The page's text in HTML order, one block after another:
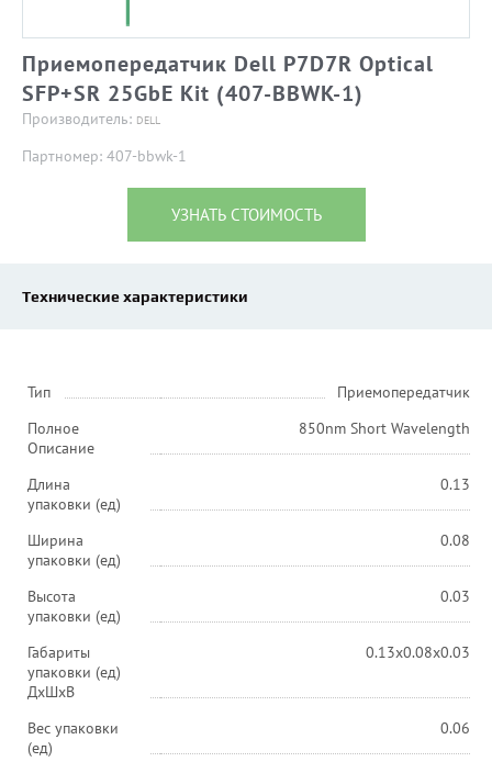
Приемопередатчик Dell P7D7R Optical
SFP+SR 25GbE Kit (407-BBWK-1)
Производитель: DELL
Партномер: 407-bbwk-1
УЗНАТЬ СТОИМОСТЬ
Технические характеристики
Тип
Приемопередатчик
Полное
Описание
850nm Short Wavelength
Длина
упаковки (ед)
0.13
Ширина
упаковки (ед)
0.08
Высота
упаковки (ед)
0.03
Габариты
упаковки (ед)
ДхШхВ
0.13x0.08x0.03
Вес упаковки
(ед)
0.06